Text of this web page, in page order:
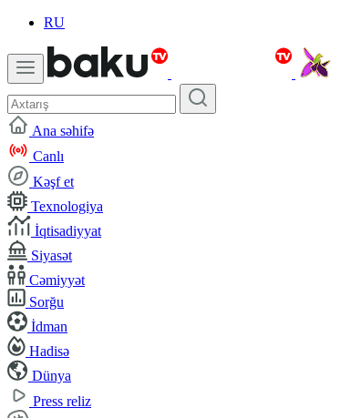
RU
Ana səhifə
Canlı
Kəşf et
Texnologiya
İqtisadiyyat
Siyasət
Cəmiyyət
Sorğu
İdman
Hadisə
Dünya
Press reliz